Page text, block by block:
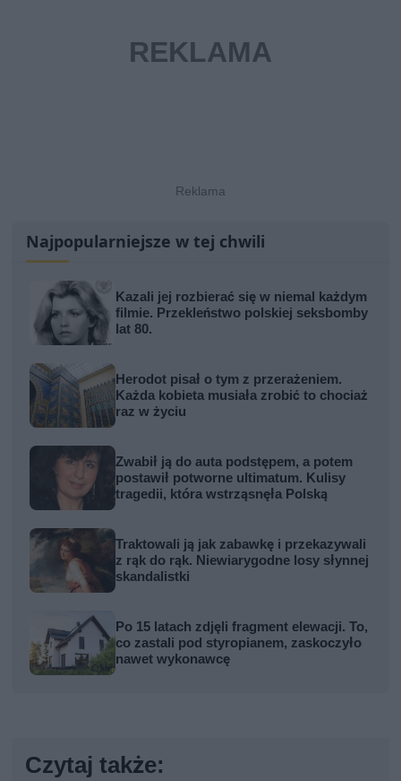
Najpopularniejsze w tej chwili
Kazali jej rozbierać się w niemal każdym
filmie. Przekleństwo polskiej seksbomby
lat 80.
Herodot pisał o tym z przerażeniem.
Każda kobieta musiała zrobić to chociaż
raz w życiu
Zwabił ją do auta podstępem, a potem
postawił potworne ultimatum. Kulisy
tragedii, która wstrząsnęła Polską
Traktowali ją jak zabawkę i przekazywali
z rąk do rąk. Niewiarygodne losy słynnej
skandalistki
Po 15 latach zdjęli fragment elewacji. To,
co zastali pod styropianem, zaskoczyło
nawet wykonawcę
Czytaj także: